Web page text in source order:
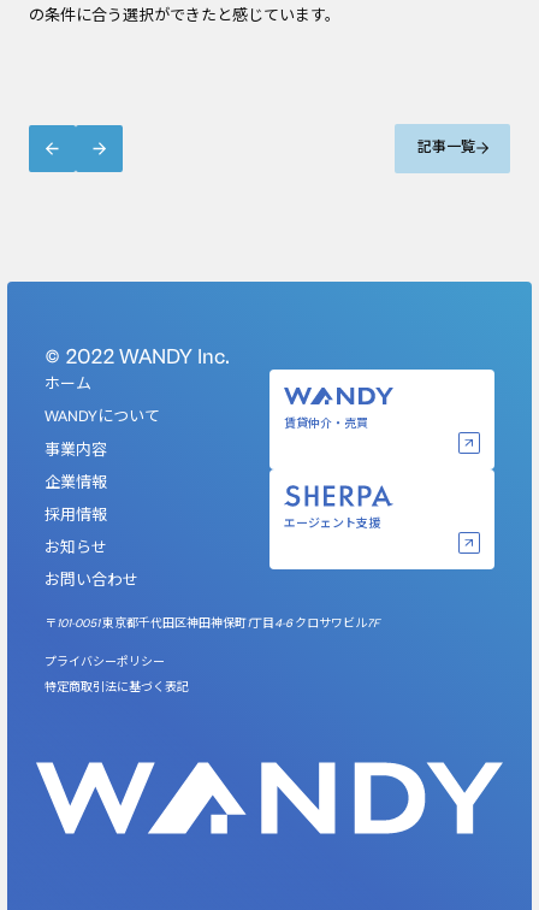
の条件に合う選択ができたと感じています。
記事一覧
〒101-0051 東京都千代田区神田神保町1丁目4-6 クロサワビル7F
プライバシーポリシー
特定商取引法に基づく表記
ホーム
WANDYについて
事業内容
企業情報
採用情報
お知らせ
お問い合わせ
賃貸仲介・売買️
エージェント支援
©︎ 2022 WANDY Inc.